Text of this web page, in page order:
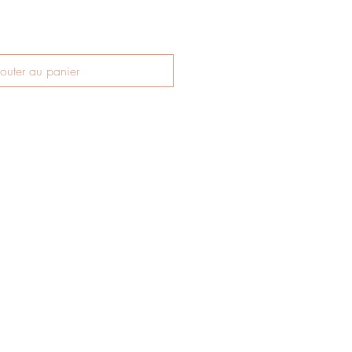
au panier